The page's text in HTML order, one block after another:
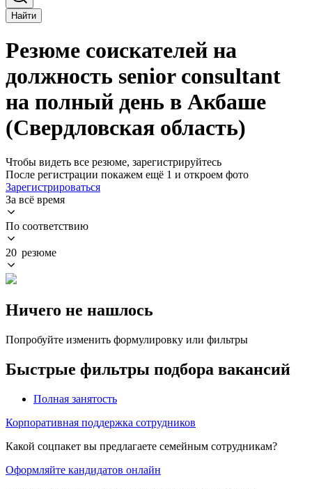
Найти
Резюме соискателей на
должность senior consultant
на полный день в Акбаше
(Свердловская область)
Чтобы видеть все резюме, зарегистрируйтесь
После регистрации покажем ещё 1 и откроем фото
Зарегистрироваться
За всё время
По соответствию
20 резюме
Ничего не нашлось
Попробуйте изменить формулировку или фильтры
Быстрые фильтры подбора вакансий
Полная занятость
Корпоративная поддержка сотрудников
Какой соцпакет вы предлагаете семейным сотрудникам?
Оформляйте кандидатов онлайн